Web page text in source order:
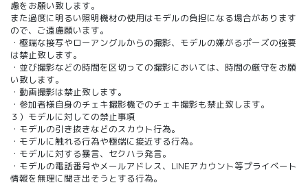
慮をお願い致します。
また過度に明るい照明機材の使用はモデルの負担になる場合があります
ので、ご遠慮願います。
・極端な接写やローアングルからの撮影、モデルの嫌がるポーズの強要
は禁止致します。
・並び撮影などの時間を区切っての撮影においては、時間の厳守をお願
い致します。
・動画撮影は禁止致します。
・参加者様自身のチェキ撮影機でのチェキ撮影も禁止致します。
３）モデルに対しての禁止事項
・モデルの引き抜きなどのスカウト行為。
・モデルに触れる行為や極端に接近する行為。
・モデルに対する暴言、セクハラ発言。
・モデルの電話番号やメールアドレス、LINEアカウント等プライベート
情報を無理に聞き出そうとする行為。